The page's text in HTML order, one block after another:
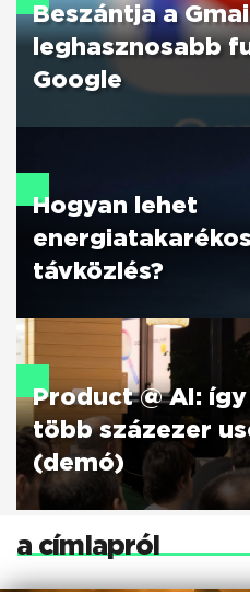
Beszántja a
leghasznosabb
Google
Hogyan lehet
távközlés?
Product @ AI:
több százezer
(demó)
a címlapról